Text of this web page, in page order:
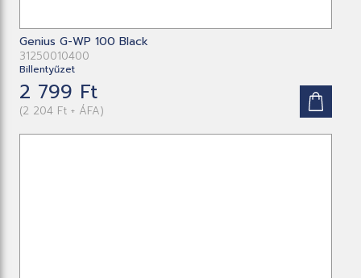
Genius G-WP 100 Black
31250010400
Billentyűzet
2 799 Ft
(2 204 Ft + ÁFA)